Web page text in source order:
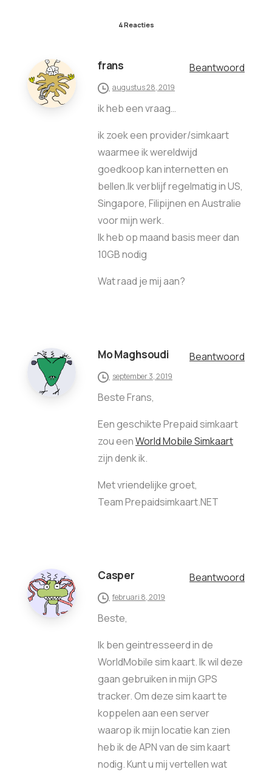
4 Reacties
frans Beantwoord
augustus 28, 2019
ik heb een vraag…
ik zoek een provider/simkaart
waarmee ik wereldwijd
goedkoop kan internetten en
bellen.Ik verblijf regelmatig in US,
Singapore, Filipijnen en Australie
voor mijn werk.
Ik heb op maand basis meer dan
10GB nodig
Wat raad je mij aan?
Mo Maghsoudi Beantwoord
september 3, 2019
Beste Frans,
Een geschikte Prepaid simkaart
zou eenWorld Mobile Simkaart
zijn denk ik.
Met vriendelijke groet,
Team Prepaidsimkaart.NET
Casper Beantwoord
februari 8, 2019
Beste,
Ik ben geintresseerd in de
WorldMobile sim kaart. Ik wil deze
gaan gebruiken in mijn GPS
tracker. Om deze sim kaart te
koppelen aan een server
waarop ik mijn locatie kan zien
heb ik de APN van de sim kaart
nodig. Kunt u mij vertellen wat